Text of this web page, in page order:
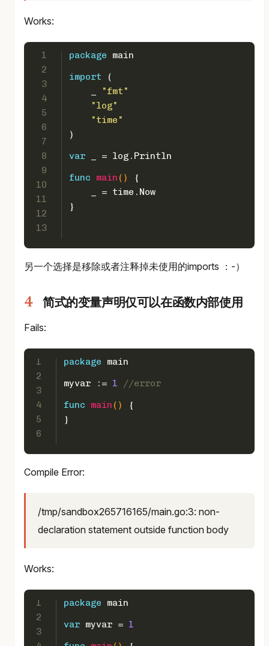
Works:
1
2
3
4
5
6
7
8
9
10
11
12
13
package main
import (
"fmt"
"log"
"time"
)
var _ = log.Println
func
main ()
{
    _ = time.Now
}
另一个选择是移除或者注释掉未使用的imports ：-）
简式的变量声明仅可以在函数内部使用
Fails:
1
2
3
4
5
6
package main
myvar := 1
//error
func
main ()
{
}
Compile Error:
/tmp/sandbox265716165/main.go:3: non-
declaration statement outside function body
Works:
1
2
3
package main
var myvar = 1